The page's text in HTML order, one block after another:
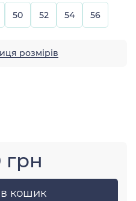
50 52 54 56
розмірів
грн
кошик